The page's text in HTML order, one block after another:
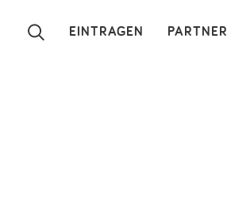
PARTNER
EINTRAGEN